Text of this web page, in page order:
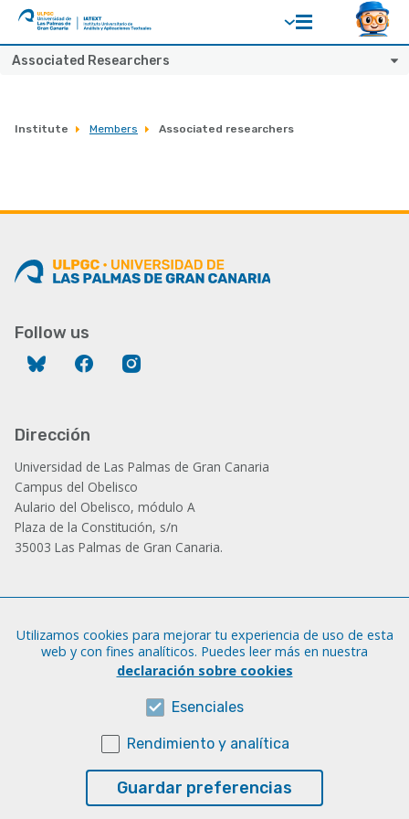
ULPGC
Ir
de
Associated Researchers
Institute Members Associated researchers
Follow us
Bluesky Facebook
Dirección
Universidad de Las Palmas de Gran Canaria
Campus del Obelisco
Aulario del Obelisco, módulo A
Plaza de la Constitución, s/n
35003 Las Palmas de Gran Canaria.
Tfno.: +34 928 452 771 / 452 787
Fax: +34 928 451 701
Sobre esta web
Utilizamos cookies para mejorar tu experiencia de uso de esta
web y con fines analíticos. Puedes leer más en nuestra
declaración sobre cookies
Esenciales
Rendimiento y analítica
Guardar preferencias